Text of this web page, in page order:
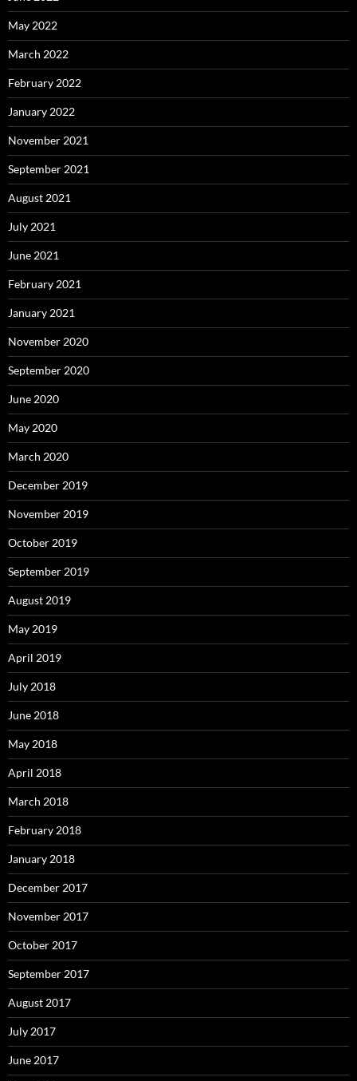
May 2022
March 2022
February 2022
January 2022
November 2021
September 2021
August 2021
July 2021
June 2021
February 2021
January 2021
November 2020
September 2020
June 2020
May 2020
March 2020
December 2019
November 2019
October 2019
September 2019
August 2019
May 2019
April 2019
July 2018
June 2018
May 2018
April 2018
March 2018
February 2018
January 2018
December 2017
November 2017
October 2017
September 2017
August 2017
July 2017
June 2017